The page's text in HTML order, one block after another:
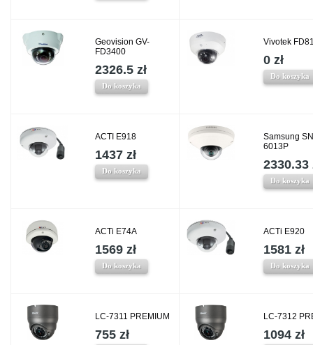
Geovision GV-
FD3400
2326.5 zł
Do koszyka
Vivotek
0 zł
Do koszyka
ACTI E918
1437 zł
Do koszyka
Samsung
6013P
2330.33
Do koszyka
ACTi E74A
1569 zł
Do koszyka
ACTi E920
1581 zł
Do koszyka
LC-7311 PREMIUM
755 zł
LC-7312
1094 zł